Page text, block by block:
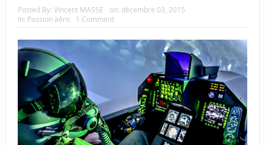
Posted By: Vincent MASSE on: décembre 03, 2015
In: Passion aéro 1 Comment